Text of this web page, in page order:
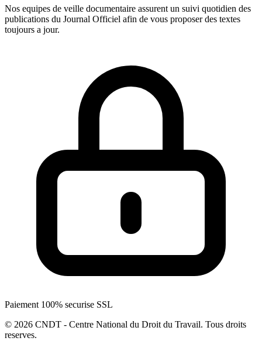
Nos equipes de veille documentaire assurent un suivi quotidien des
publications du Journal Officiel afin de vous proposer des textes
toujours a jour.
Paiement 100% securise SSL
© 2026 CNDT - Centre National du Droit du Travail. Tous droits
reserves.